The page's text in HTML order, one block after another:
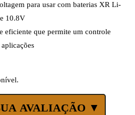
para usar com baterias XR Li-
10.8V
eficiente que permite um controle
AVALIAÇÃO ▼